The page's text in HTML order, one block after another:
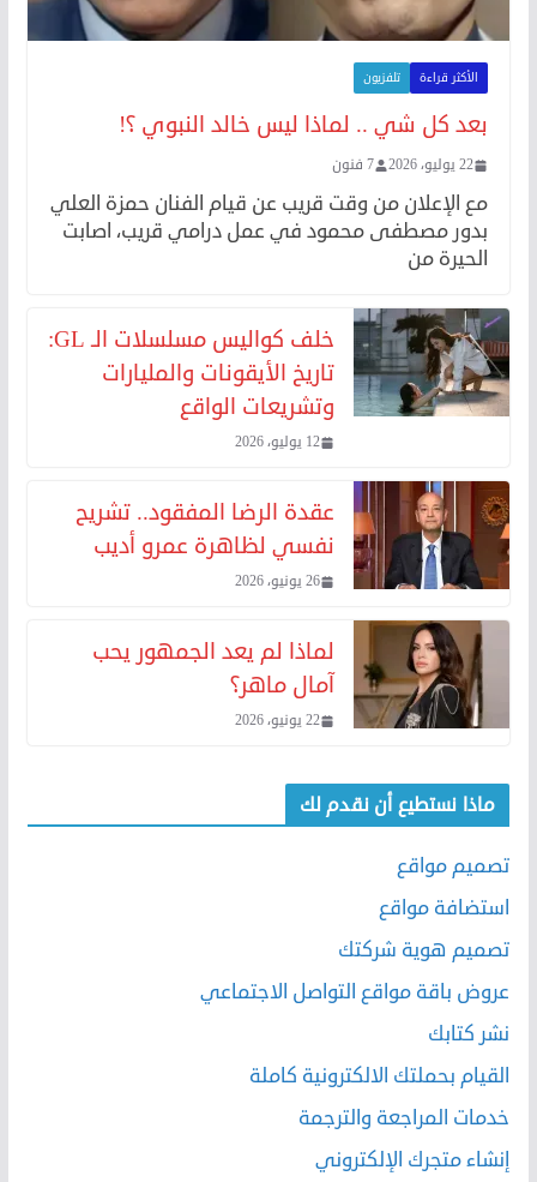
الأكثر قراءة تلفزيون
بعد كل شي .. لماذا ليس خالد النبوي ؟!
22 يوليو، 2026 7 فنون
مع الإعلان من وقت قريب عن قيام الفنان حمزة العلي
بدور مصطفى محمود في عمل درامي قريب، اصابت
الحيرة من
خلف كواليس مسلسلات الـ GL:
تاريخ الأيقونات والمليارات
وتشريعات الواقع
12 يوليو، 2026
عقدة الرضا المفقود.. تشريح
نفسي لظاهرة عمرو أديب
26 يونيو، 2026
لماذا لم يعد الجمهور يحب
آمال ماهر؟
22 يونيو، 2026
ماذا نستطيع أن نقدم لك
تصميم مواقع
استضافة مواقع
تصميم هوية شركتك
عروض باقة مواقع التواصل الاجتماعي
نشر كتابك
القيام بحملتك الالكترونية كاملة
خدمات المراجعة والترجمة
إنشاء متجرك الإلكتروني